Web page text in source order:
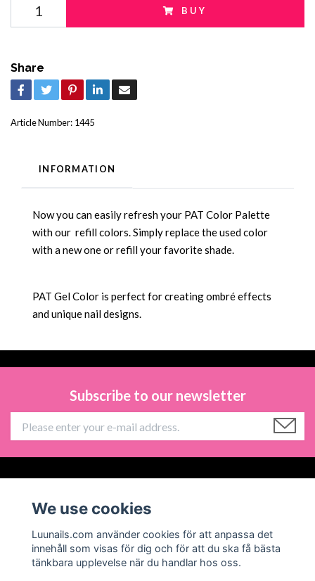
BUY
Share
Article Number: 1445
INFORMATION
Now you can easily refresh your PAT Color Palette
with our refill colors. Simply replace the used color
with a new one or refill your favorite shade.
PAT Gel Color is perfect for creating ombré effects
and unique nail designs.
Subscribe to our newsletter
Social Media
We use cookies
Luunails.com använder cookies för att anpassa det
innehåll som visas för dig och för att du ska få bästa
tänkbara upplevelse när du handlar hos oss.